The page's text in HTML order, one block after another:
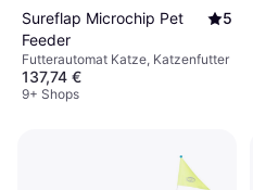
Sureflap Microchip Pet
Feeder
5
Futterautomat Katze, Katzenfutter
137,74 €
9+ Shops